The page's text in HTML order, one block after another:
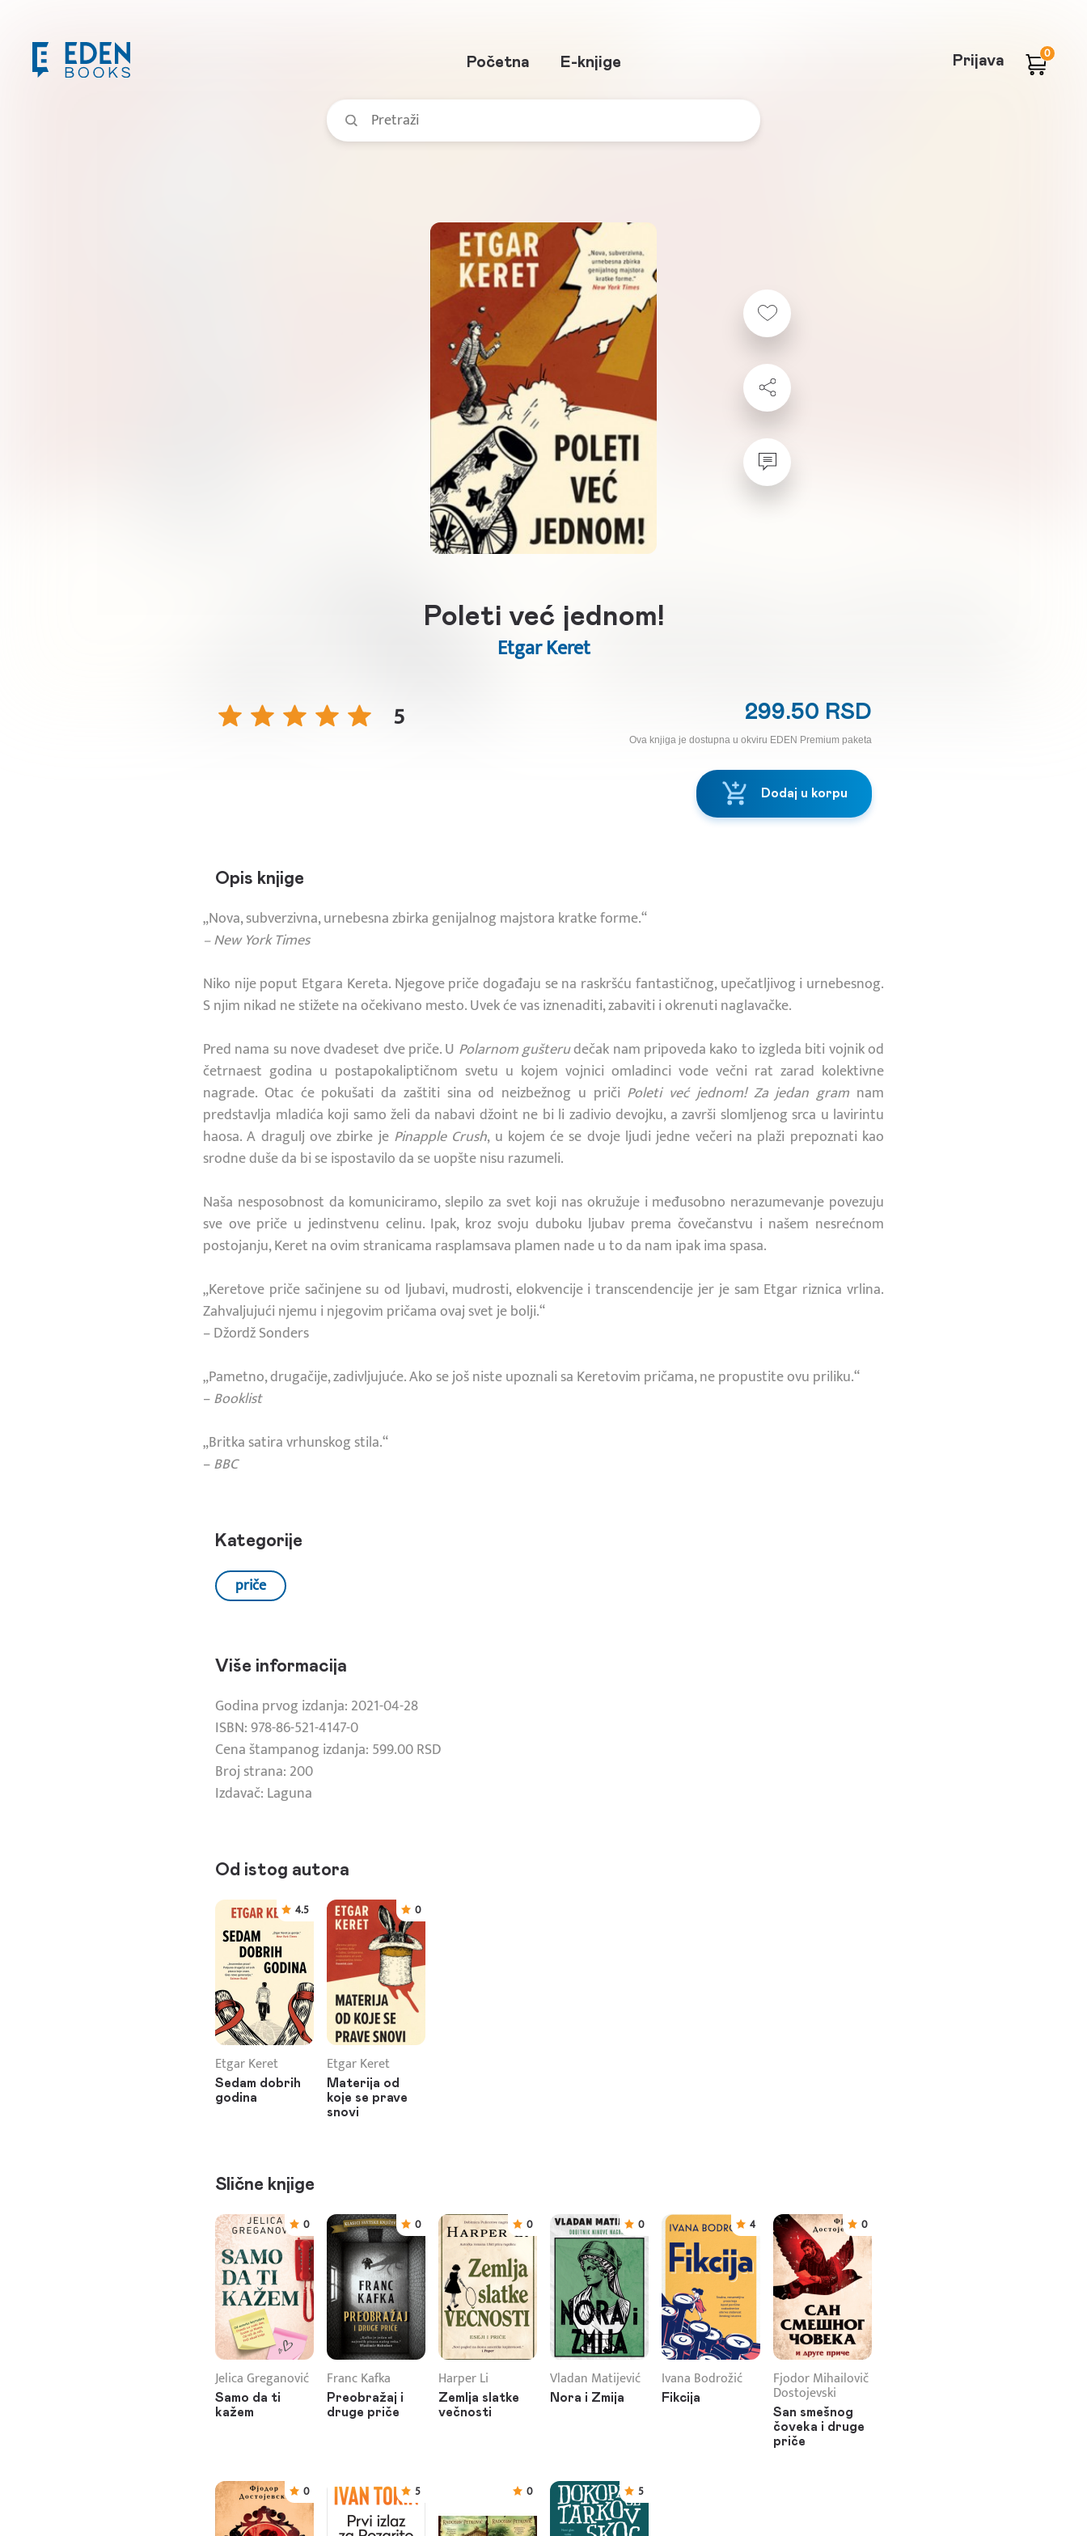
Početna E-knjige Prijava 0
Poleti već jednom!
Etgar Keret
5 299.50 RSD
Ova knjiga je dostupna u okviru EDEN Premium paketa
Dodaj u korpu
Opis knjige
„Nova, subverzivna, urnebesna zbirka genijalnog majstora kratke forme.“
– New York Times
Niko nije poput Etgara Kereta. Njegove priče događaju se na raskršću fantastičnog, upečatljivog i urnebesnog.
S njim nikad ne stižete na očekivano mesto. Uvek će vas iznenaditi, zabaviti i okrenuti naglavačke.
Pred nama su nove dvadeset dve priče. U Polarnom gušterudečak nam pripoveda kako to izgleda biti vojnik od
četrnaest godina u postapokaliptičnom svetu u kojem vojnici omladinci vode večni rat zarad kolektivne
nagrade. Otac će pokušati da zaštiti sina od neizbežnog u priči Poleti već jednom! Za jedan gram nam
predstavlja mladića koji samo želi da nabavi džoint ne bi li zadivio devojku, a završi slomljenog srca u lavirintu
haosa. A dragulj ove zbirke je Pinapple Crush, u kojem će se dvoje ljudi jedne večeri na plaži prepoznati kao
srodne duše da bi se ispostavilo da se uopšte nisu razumeli.
Naša nesposobnost da komuniciramo, slepilo za svet koji nas okružuje i međusobno nerazumevanje povezuju
sve ove priče u jedinstvenu celinu. Ipak, kroz svoju duboku ljubav prema čovečanstvu i našem nesrećnom
postojanju, Keret na ovim stranicama rasplamsava plamen nade u to da nam ipak ima spasa.
„Keretove priče sačinjene su od ljubavi, mudrosti, elokvencije i transcendencije jer je sam Etgar riznica vrlina.
Zahvaljujući njemu i njegovim pričama ovaj svet je bolji.“
– Džordž Sonders
„Pametno, drugačije, zadivljujuće. Ako se još niste upoznali sa Keretovim pričama, ne propustite ovu priliku.“
–Booklist
„Britka satira vrhunskog stila.“
–BBC
Kategorije
priče
Više informacija
Godina prvog izdanja: 2021-04-28
ISBN: 978-86-521-4147-0
Cena štampanog izdanja: 599.00 RSD
Broj strana: 200
Izdavač: Laguna
Od istog autora
4.5
Etgar Keret
Sedam dobrih
godina
0
Etgar Keret
Materija od
koje se prave
snovi
Slične knjige
0
Jelica Greganović
Samo da ti
kažem
0
Franc Kafka
Preobražaj i
druge priče
0
Harper Li
Zemlja slatke
večnosti
0
Vladan Matijević
Nora i Zmija
4
Ivana Bodrožić
Fikcija
0
Fjodor Mihailovič
Dostojevski
San smešnog
čoveka i druge
priče
0 5 0 5